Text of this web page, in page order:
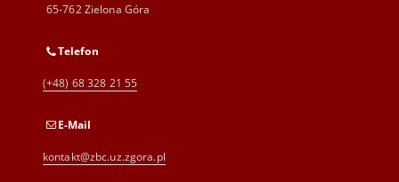
65-762 Zielona Góra
Telefon
(+48) 68 328 21 55
E-Mail
kontakt@zbc.uz.zgora.pl